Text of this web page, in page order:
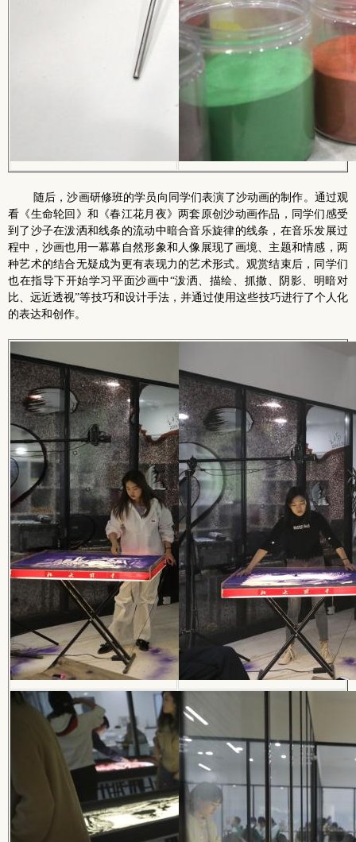
随后，沙画研修班的学员向同学们表演了沙动画的制作。通过观
看《生命轮回》和《春江花月夜》两套原创沙动画作品，同学们感受
到了沙子在泼洒和线条的流动中暗合音乐旋律的线条，在音乐发展过
程中，沙画也用一幕幕自然形象和人像展现了画境、主题和情感，两
种艺术的结合无疑成为更有表现力的艺术形式。观赏结束后，同学们
也在指导下开始学习平面沙画中“泼洒、描绘、抓撒、阴影、明暗对
比、远近透视”等技巧和设计手法，并通过使用这些技巧进行了个人化
的表达和创作。